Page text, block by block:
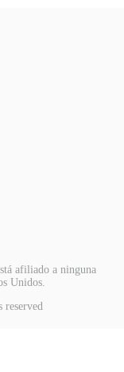
afiliado a ninguna
Unidos.